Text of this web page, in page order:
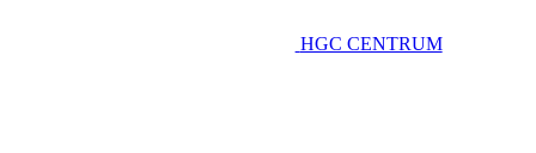
HGC CENTRUM